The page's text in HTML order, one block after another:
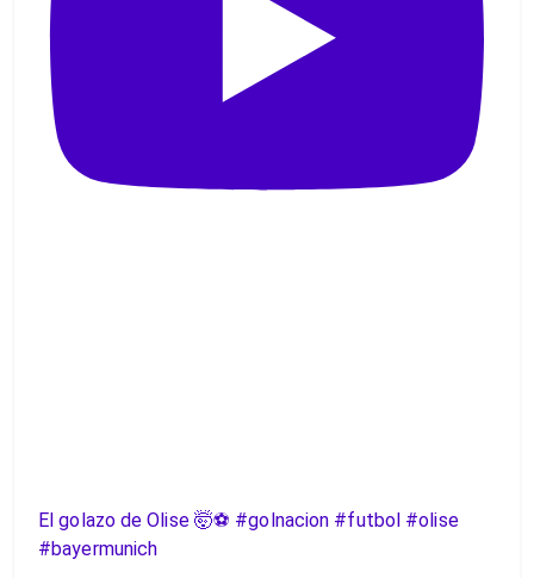
El golazo de Olise 🤯⚽️ #golnacion #futbol #olise
#bayermunich